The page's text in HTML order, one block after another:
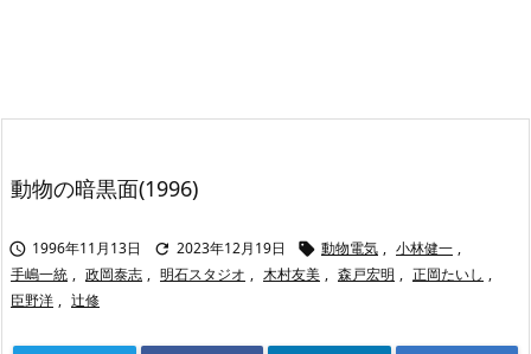
動物の暗黒面(1996)
 1996年11月13日  2023年12月19日  動物電気 , 小林健一 ,
手嶋一統 , 政岡泰志 , 明石スタジオ , 木村友美 , 森戸宏明 , 正岡たいし ,
臣野洋 , 辻修